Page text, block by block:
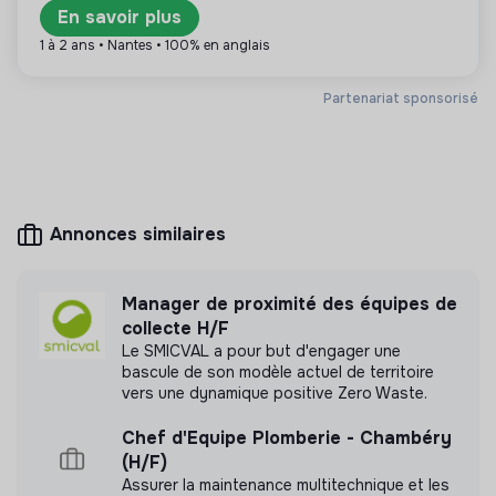
Mesure d'impact
Médecins sans Frontières France n'a pas encore
transmis de mesure d'impact
Labels et certifications
Partenariat sponsorisé
En savoir plus
1 à 2 ans • Nantes • 100% en anglais
Annonces similaires
Manager de proximité des équipes de
collecte H/F
Le SMICVAL a pour but d'engager une
bascule de son modèle actuel de territoire
vers une dynamique positive Zero Waste.
Chef d'Equipe Plomberie - Chambéry
(H/F)
Assurer la maintenance multitechnique et les